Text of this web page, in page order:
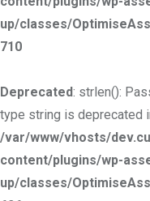
up/classes/
710
Deprecated: strlen():
type string is deprecated
/var/www/vhosts/
content/plugins/wp-
up/classes/